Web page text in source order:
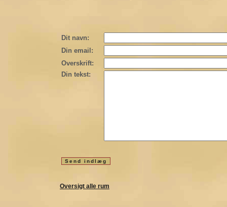
Dit navn:
Din email:
Overskrift:
Din tekst:
Oversigt alle rum